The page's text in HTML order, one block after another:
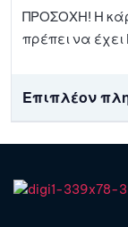
ΠΡΟΣΟΧΗ! Η
πρέπει να έχει
Επιπλέον